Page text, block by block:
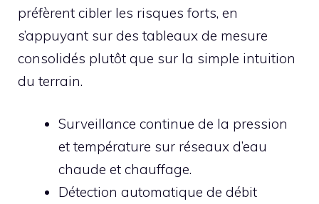
préfèrent cibler les risques forts, en
s’appuyant sur des tableaux de mesure
consolidés plutôt que sur la simple intuition
du terrain.
Surveillance continue de la pression
et température sur réseaux d’eau
chaude et chauffage.
Détection automatique de débit